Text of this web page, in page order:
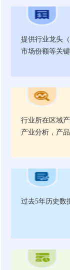
提供行业龙头
市场份额等关
行业所在区域
产业分析，产
过去5年历史数